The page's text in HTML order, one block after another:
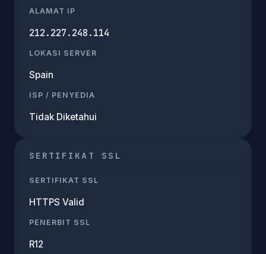
ALAMAT IP
212.227.248.114
LOKASI SERVER
Spain
ISP / PENYEDIA
Tidak Diketahui
SERTIFIKAT SSL
SERTIFIKAT SSL
HTTPS Valid
PENERBIT SSL
R12